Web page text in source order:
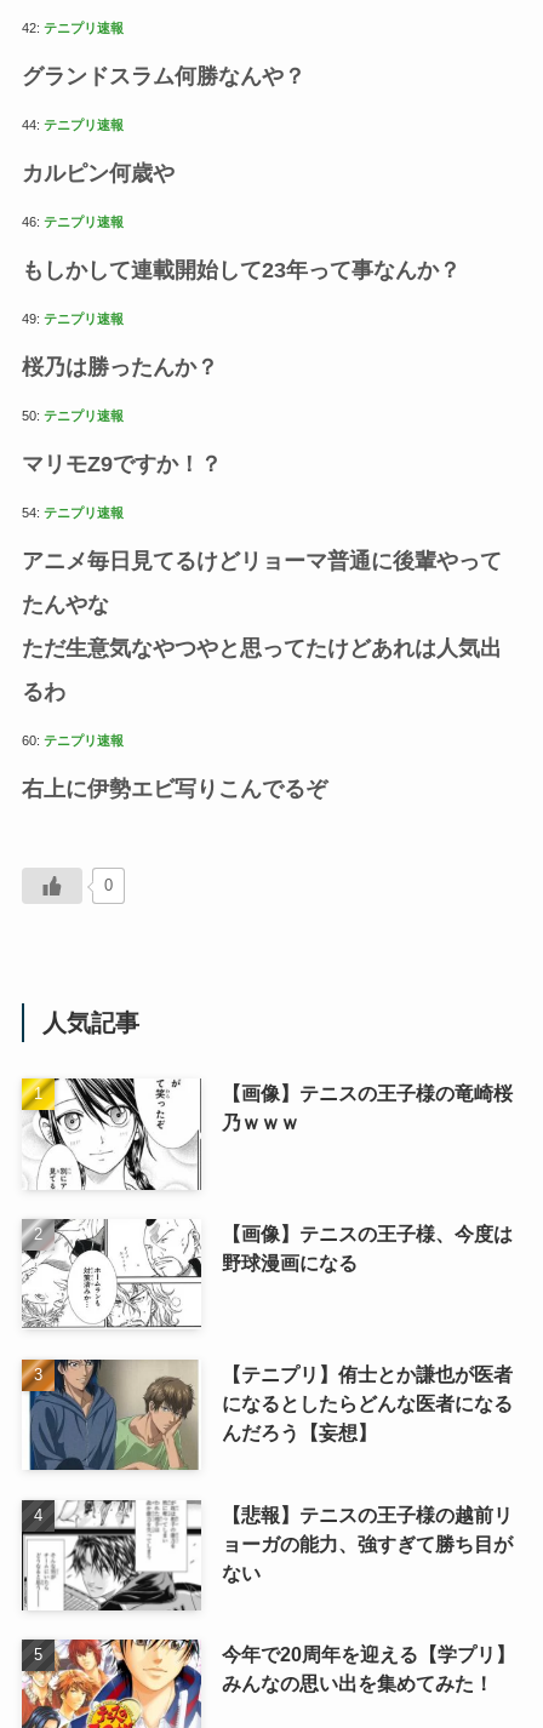
42: テニプリ速報
グランドスラム何勝なんや？
44: テニプリ速報
カルピン何歳や
46: テニプリ速報
もしかして連載開始して23年って事なんか？
49: テニプリ速報
桜乃は勝ったんか？
50: テニプリ速報
マリモZ9ですか！？
54: テニプリ速報
アニメ毎日見てるけどリョーマ普通に後輩やって
たんやな
ただ生意気なやつやと思ってたけどあれは人気出
るわ
60: テニプリ速報
右上に伊勢エビ写りこんでるぞ
0
人気記事
【画像】テニスの王子様の竜崎桜
乃ｗｗｗ
【画像】テニスの王子様、今度は
野球漫画になる
【テニプリ】侑士とか謙也が医者
になるとしたらどんな医者になる
んだろう【妄想】
【悲報】テニスの王子様の越前リ
ョーガの能力、強すぎて勝ち目が
ない
今年で20周年を迎える【学プリ】
みんなの思い出を集めてみた！